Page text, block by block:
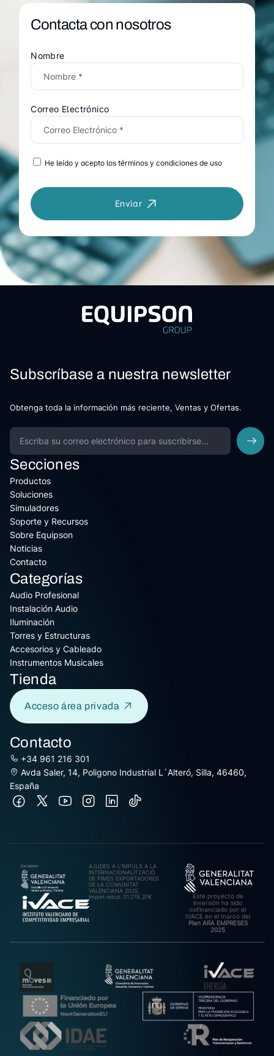
Contacta con nosotros
Nombre
Correo Electrónico
He leído y acepto los términos y condiciones de uso
Enviar
Subscríbase a nuestra newsletter
Obtenga toda la información más reciente, Ventas y Ofertas.
Secciones
Productos
Soluciones
Simuladores
Soporte y Recursos
Sobre Equipson
Noticias
Contacto
Categorías
Audio Profesional
Instalación Audio
Iluminación
Torres y Estructuras
Accesorios y Cableado
Instrumentos Musicales
Tienda
Acceso área privada
Contacto
+34 961 216 301
Avda Saler, 14, Poligono Industrial L´Alteró, Silla, 46460,
España
AJUDES A L’IMPULS A LA
INTERNACIONALITZACIÓ
DE PIMES EXPORTADORES
DE LA COMUNITAT
VALENCIANA 2025.
Import rebut: 31.278,27€
Este proyecto de
inversión ha sido
cofinanciado por el
IVACE en el marco del
Plan ARA EMPRESES
2025